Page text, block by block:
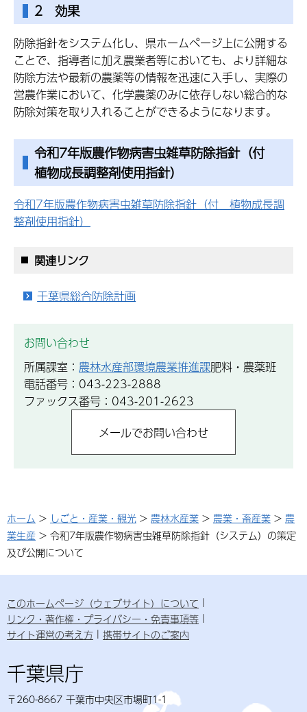
2 効果
防除指針をシステム化し、県ホームページ上に公開する
ことで、指導者に加え農業者等においても、より詳細な
防除方法や最新の農薬等の情報を迅速に入手し、実際の
営農作業において、化学農薬のみに依存しない総合的な
防除対策を取り入れることができるようになります。
令和7年版農作物病害虫雑草防除指針（付
植物成長調整剤使用指針）
令和7年版農作物病害虫雑草防除指針（付 植物成長調
整剤使用指針）
関連リンク
千葉県総合防除計画
お問い合わせ
所属課室： 農林水産部環境農業推進課肥料・農薬班
電話番号：043-223-2888
ファックス番号：043-201-2623
ホーム > しごと・産業・観光 > 農林水産業 > 農業・畜産業 > 農
業生産 > 令和7年版農作物病害虫雑草防除指針（システム）の策定
及び公開について
このホームページ（ウェブサイト）について
リンク・著作権・プライバシー・免責事項等
サイト運営の考え方
携帯サイトのご案内
千葉県庁
〒260-8667 千葉市中央区市場町1-1